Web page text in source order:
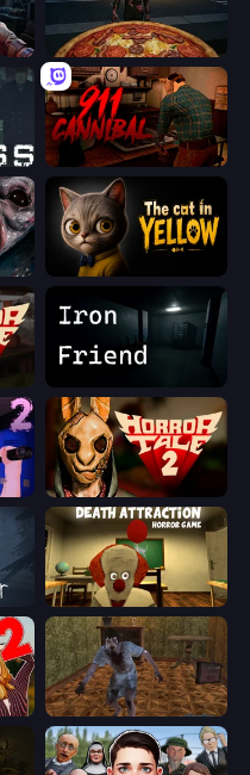
Survival Zone Zombie Outbreak Pizza Anomalies
911: Cannibal
The Cat in Yellow
Death Attraction: Horror Game
Creepy Granny Scream: Scary Freddy